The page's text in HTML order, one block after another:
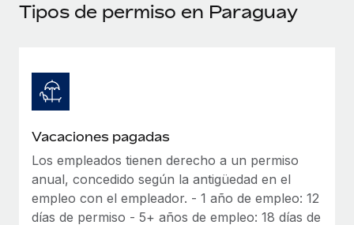
Optimiza los procesos con herramientas empresariales
SERVICIOS
Obtén ayuda de gente experta en RR. HH. globales
y cumplimiento normativo.
Comprobaciones de antecedentes
Simplifica los procesos de cribado de candidatos.
Asociarse
Consultoría de integraciones y automatización con IA.
CASOS PRÁCTICOS
Información sobre salarios y talento
Obtén ayuda
Nómina global
Tipos de permiso en Paraguay
Vacaciones pagadas
Los empleados tienen derecho a un permiso
anual, concedido según la antigüedad en el
empleo con el empleador. - 1 año de empleo: 12
días de permiso - 5+ años de empleo: 18 días de